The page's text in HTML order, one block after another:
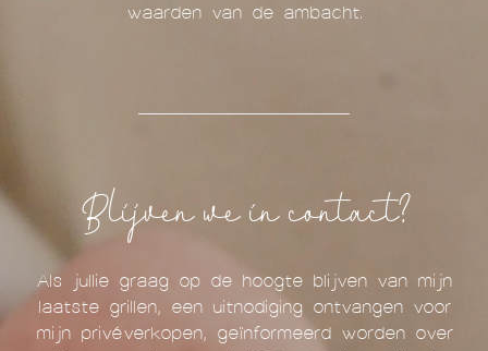
waarden van de ambacht.
Blijven we in contact?
Als jullie graag op de hoogte blijven van mijn
laatste grillen, een uitnodiging ontvangen voor
mijn privéverkopen, geïnformeerd worden over